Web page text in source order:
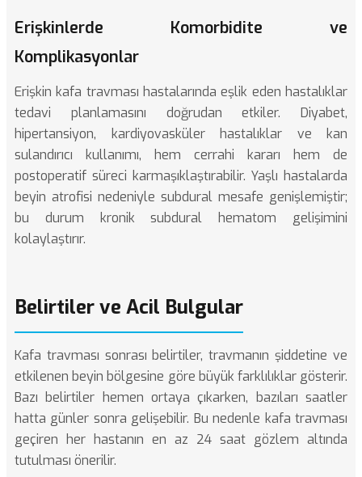
Erişkinlerde Komorbidite ve
Komplikasyonlar
Erişkin kafa travması hastalarında eşlik eden hastalıklar
tedavi planlamasını doğrudan etkiler. Diyabet,
hipertansiyon, kardiyovasküler hastalıklar ve kan
sulandırıcı kullanımı, hem cerrahi kararı hem de
postoperatif süreci karmaşıklaştırabilir. Yaşlı hastalarda
beyin atrofisi nedeniyle subdural mesafe genişlemiştir;
bu durum kronik subdural hematom gelişimini
kolaylaştırır.
Belirtiler ve Acil Bulgular
Kafa travması sonrası belirtiler, travmanın şiddetine ve
etkilenen beyin bölgesine göre büyük farklılıklar gösterir.
Bazı belirtiler hemen ortaya çıkarken, bazıları saatler
hatta günler sonra gelişebilir. Bu nedenle kafa travması
geçiren her hastanın en az 24 saat gözlem altında
tutulması önerilir.